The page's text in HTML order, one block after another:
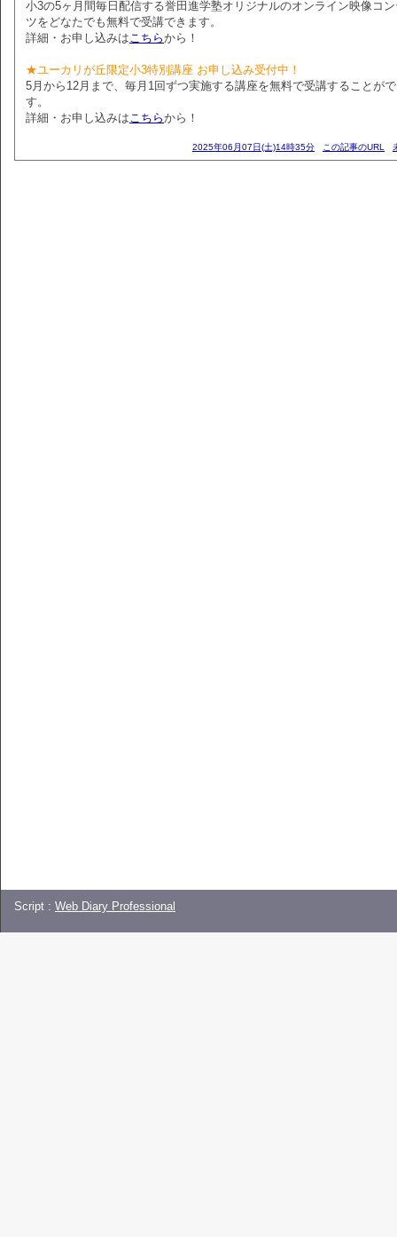
小3の5ヶ月間毎日配信する誉田進学塾オリジナルのオンライン映像コ
ツをどなたでも無料で受講できます。
詳細・お申し込みはこちらから！
★ユーカリが丘限定小3特別講座 お申し込み受付中！
5月から12月まで、毎月1回ずつ実施する講座を無料で受講することが
す。
詳細・お申し込みはこちらから！
2025年06月07日(土)14時35分 この記事のURL
Script : Web Diary Professional